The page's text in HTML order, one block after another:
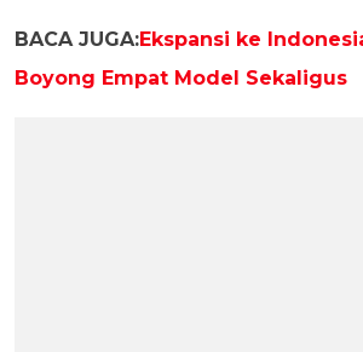
BACA JUGA:Ekspansi ke
Boyong Empat Model Sekaligus